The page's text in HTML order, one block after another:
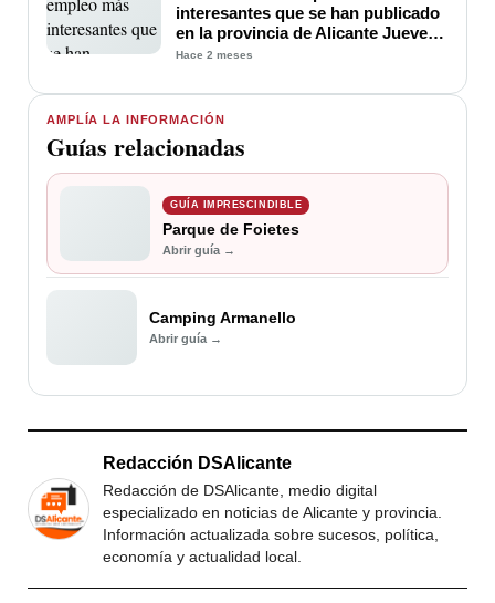
AMPLÍA LA INFORMACIÓN
Guías relacionadas
GUÍA IMPRESCINDIBLE
Parque de Foietes
Abrir guía →
Camping Armanello
Abrir guía →
interesantes que se han publicado
en la provincia de Alicante Jueves
18 de Junio 2026
Hace 2 meses
Redacción DSAlicante
Redacción de DSAlicante, medio digital
especializado en noticias de Alicante y provincia.
Información actualizada sobre sucesos, política,
economía y actualidad local.